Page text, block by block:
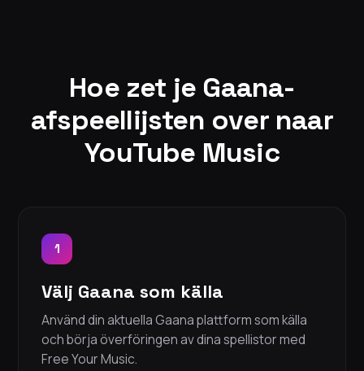
Hoe zet je Gaana-
afspeellijsten over naar
YouTube Music
1
Välj Gaana som källa
Använd din aktuella Gaana plattform som källa
och börja överföringen av dina spellistor med
Free Your Music.